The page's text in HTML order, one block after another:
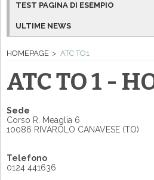
TEST PAGINA DI ESEMPIO
ULTIME NEWS
HOMEPAGE ATC TO1
ATC TO 1 -
Sede
Corso R. Meaglia 6
10086 RIVAROLO CANAVESE (TO)
Telefono
0124 441636